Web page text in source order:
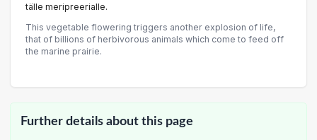
tälle meripreerialle.
This vegetable flowering triggers another explosion of life,
that of billions of herbivorous animals which come to feed off
the marine prairie.
Further details about this page